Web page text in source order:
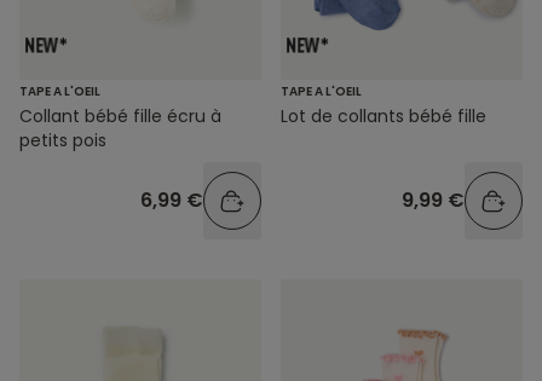
TAPE A L'OEIL
Collant bébé fille écru à
petits pois
6,99 €
TAPE A L'OEIL
Lot de collants bébé fille
9,99 €